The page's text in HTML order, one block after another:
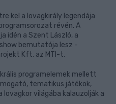
kel a lovagkirály legendája
révén. A
idén a Szent László, a
bemutatója lesz -
Kft. az MTI-t.
programelemek mellett
tematikus játékok,
világába kalauzolják a